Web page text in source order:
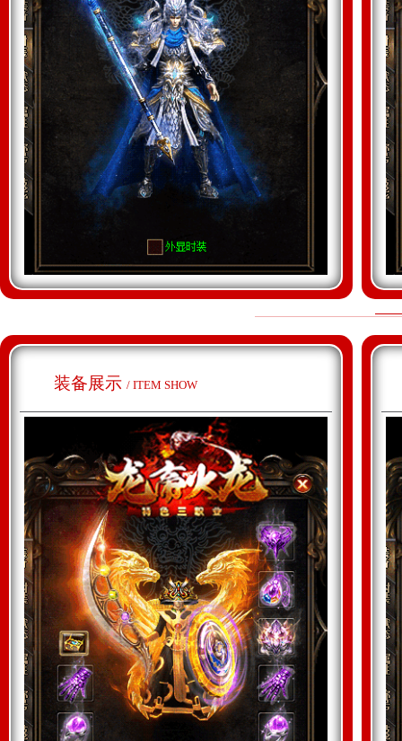
装备展示 / ITEM SHOW